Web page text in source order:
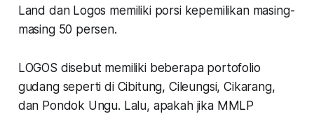
Land dan Logos memiliki porsi kepemilikan masing-
masing 50 persen.
LOGOS disebut memiliki beberapa portofolio
gudang seperti di Cibitung, Cileungsi, Cikarang,
dan Pondok Ungu. Lalu, apakah jika MMLP